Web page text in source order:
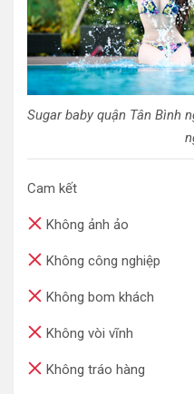
Sugar baby quận Tân Bình
Cam kết
Không ảnh ảo
Không công nghiệp
Không bom khách
Không vòi vĩnh
Không tráo hàng